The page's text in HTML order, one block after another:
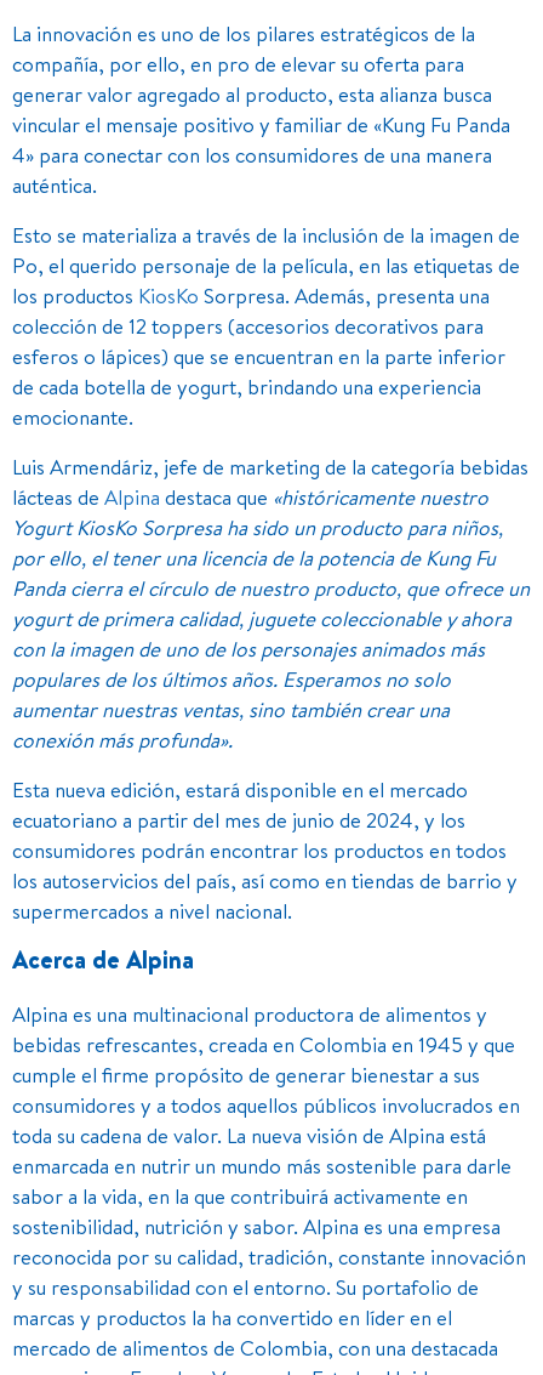
La innovación es uno de los pilares estratégicos de la
compañía, por ello, en pro de elevar su oferta para
generar valor agregado al producto, esta alianza busca
vincular el mensaje positivo y familiar de «Kung Fu Panda
4» para conectar con los consumidores de una manera
auténtica.
Esto se materializa a través de la inclusión de la imagen de
Po, el querido personaje de la película, en las etiquetas de
los productos KiosKo Sorpresa. Además, presenta una
colección de 12 toppers (accesorios decorativos para
esferos o lápices) que se encuentran en la parte inferior
de cada botella de yogurt, brindando una experiencia
emocionante.
Luis Armendáriz, jefe de marketing de la categoría bebidas
lácteas de Alpina destaca que «históricamente nuestro
Yogurt KiosKo Sorpresa ha sido un producto para niños,
por ello, el tener una licencia de la potencia de Kung Fu
Panda cierra el círculo de nuestro producto, que ofrece un
yogurt de primera calidad, juguete coleccionable y ahora
con la imagen de uno de los personajes animados más
populares de los últimos años. Esperamos no solo
aumentar nuestras ventas, sino también crear una
conexión más profunda».
Esta nueva edición, estará disponible en el mercado
ecuatoriano a partir del mes de junio de 2024, y los
consumidores podrán encontrar los productos en todos
los autoservicios del país, así como en tiendas de barrio y
supermercados a nivel nacional.
Acerca de Alpina
Alpina es una multinacional productora de alimentos y
bebidas refrescantes, creada en Colombia en 1945 y que
cumple el firme propósito de generar bienestar a sus
consumidores y a todos aquellos públicos involucrados en
toda su cadena de valor. La nueva visión de Alpina está
enmarcada en nutrir un mundo más sostenible para darle
sabor a la vida, en la que contribuirá activamente en
sostenibilidad, nutrición y sabor. Alpina es una empresa
reconocida por su calidad, tradición, constante innovación
y su responsabilidad con el entorno. Su portafolio de
marcas y productos la ha convertido en líder en el
mercado de alimentos de Colombia, con una destacada